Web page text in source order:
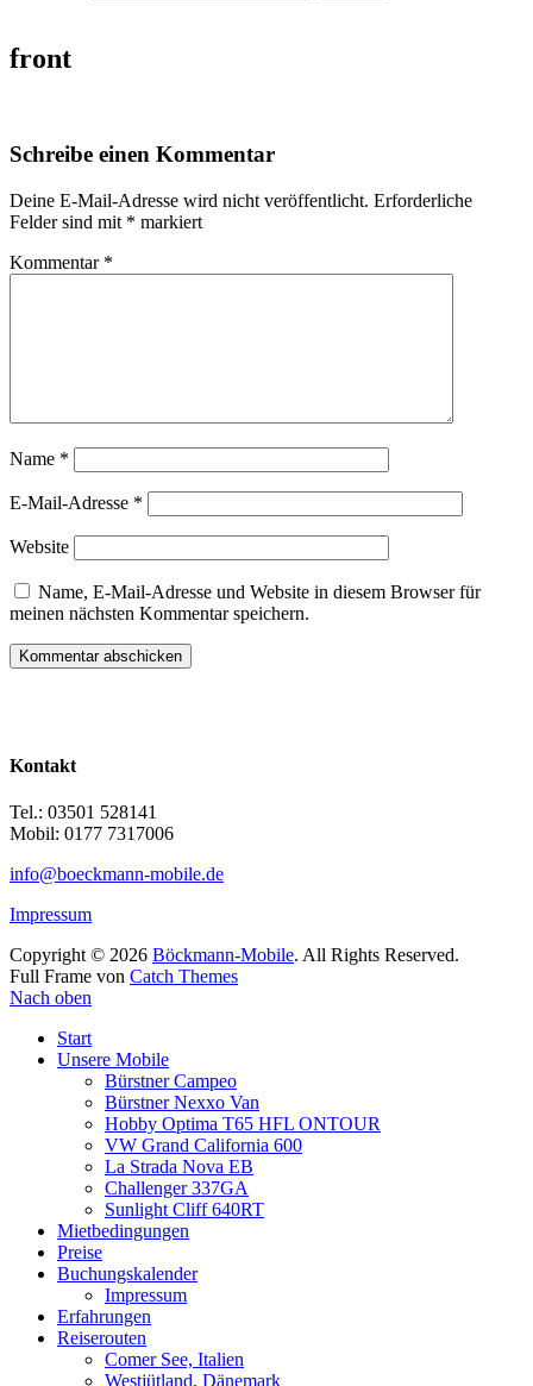
front
Schreibe einen Kommentar
Deine E-Mail-Adresse wird nicht veröffentlicht. Erforderliche
Felder sind mit * markiert
Kommentar *
Name *
E-Mail-Adresse *
Website
Name, E-Mail-Adresse und Website in diesem Browser für
meinen nächsten Kommentar speichern.
Kontakt
Tel.: 03501 528141
Mobil: 0177 7317006
info@boeckmann-mobile.de
Impressum
Copyright © 2026 Böckmann-Mobile. All Rights Reserved.
Full Frame von Catch Themes
Nach oben
Start
Unsere Mobile
Bürstner Campeo
Bürstner Nexxo Van
Hobby Optima T65 HFL ONTOUR
VW Grand California 600
La Strada Nova EB
Challenger 337GA
Sunlight Cliff 640RT
Mietbedingungen
Preise
Buchungskalender
Impressum
Erfahrungen
Reiserouten
Comer See, Italien
Westjütland, Dänemark